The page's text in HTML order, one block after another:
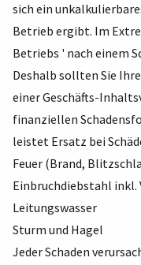
sich ein
Betrieb ergibt. Im
Betriebs ' nach einem
Deshalb sollten Sie
einer Geschäfts-
finanziellen
leistet Ersatz bei
Feuer (Brand,
Einbruchdiebstahl inkl.
Leitungswasser
Sturm und Hagel
Jeder Schaden